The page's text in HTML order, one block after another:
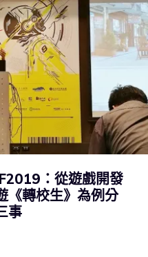
：從遊戲開發
轉校生》為例分
事